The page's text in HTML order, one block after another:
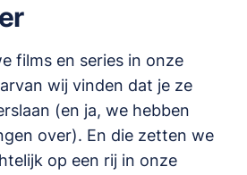
films en series in onze
wij vinden dat je ze
(en ja, we hebben
over). En die zetten we
op een rij in onze